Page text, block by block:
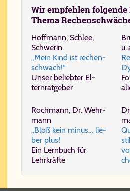
Wir em­pfeh­len
The­ma
Hoff­mann, Schlee,
Schwe­rin
„Mein Kind ist re­chen­
schwach!“
Unser be­lieb­ter El­
tern­rat­ge­ber
u.
Roch­mann, Dr. Wehr­
mann
„Bloß kein mi­nus… lie­
ber plus!
Ein Lern­buch für
Lehr­­kräf­te